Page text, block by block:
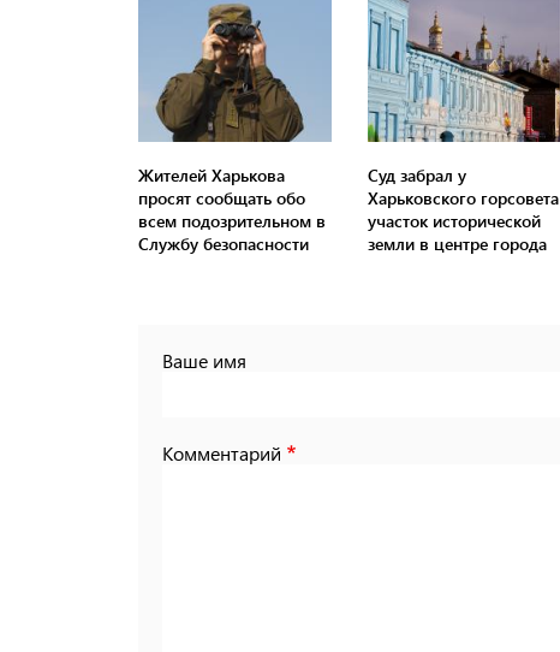
Жителей Харькова
просят сообщать обо
всем подозрительном в
Службу безопасности
Суд забрал у
Харьковского горсовета
участок исторической
земли в центре города
Ваше имя
Комментарий